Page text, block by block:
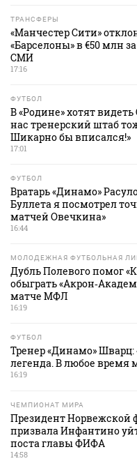
ТРАНСФЕРЫ
«Манчестер Сити»
«Барселоны» в €50 млн
СМИ
17:16
ФУТБОЛ
В «Родине» хотят
нас тренерский штаб
Шикарно бы вписался!»
17:01
ФУТБОЛ
Вратарь «Динамо»
Буллета я посмотрел
матчей Овечкина»
16:44
МОЛОДЕЖНАЯ ФУТБОЛЬНАЯ
Дубль Полевого помог
обыграть
матче МФЛ
16:19
ФУТБОЛ
Тренер «Динамо»
легенда. В любое время
16:19
ЧЕМПИОНАТ МИРА
Президент Норвежской
призвала Инфантино
поста главы ФИФА
14:58